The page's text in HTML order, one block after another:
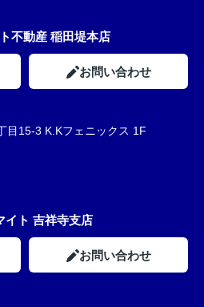
不動産 稲田堤本店
お問い合わせ
目15-3 K.Kフェニックス 1F
イト 吉祥寺支店
お問い合わせ